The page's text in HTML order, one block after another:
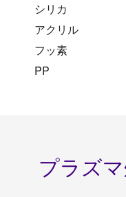
シリカ
アクリル
フッ素
PP
プラズ